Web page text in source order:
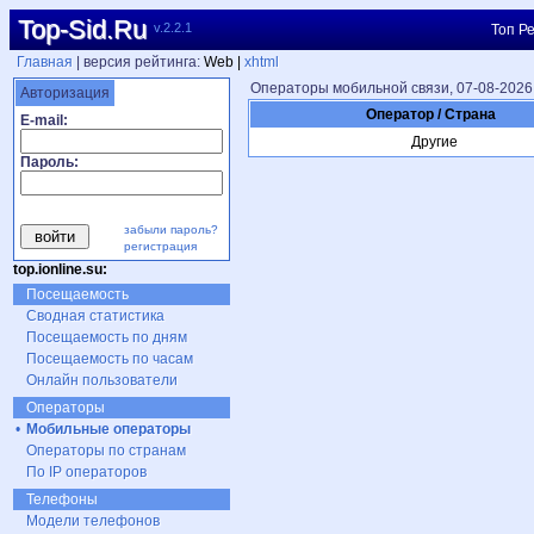
Top-Sid.Ru v.2.2.1 Топ
Главная
| версия рейтинга: Web | xhtml
Авторизация
E-mail:
Пароль:
забыли пароль?
регистрация
top.ionline.su:
Посещаемость
Сводная статистика
Посещаемость по дням
Посещаемость по часам
Онлайн пользователи
Операторы
• Мобильные операторы
Операторы по странам
По IP операторов
Телефоны
Модели телефонов
Операторы мобильной связи, 07-08-2026
Оператор / Страна
Другие